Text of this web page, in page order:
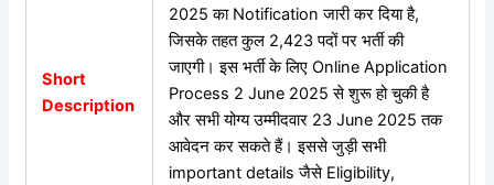
Short
Description
2025 का Notification जारी कर दिया है,
जिसके तहत कुल 2,423 पदों पर भर्ती की
जाएगी। इस भर्ती के लिए Online Application
Process 2 June 2025 से शुरू हो चुकी है
और सभी योग्य उम्मीदवार 23 June 2025 तक
आवेदन कर सकते हैं। इससे जुड़ी सभी
important details जैसे Eligibility,